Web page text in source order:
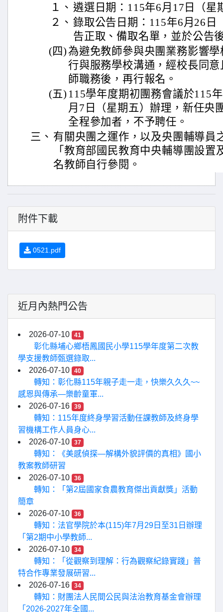
１、 遴選日期：115年6月17日（星
２、 錄取公告日期：115年6月26日
告正取、備取名單，並於公告
(四)為避免教師參與央團業務影響
行與服務學校溝通，經校長同
師職務後，再行報名。
(五) 115學年度期初團務會議於115
月7日（星期五）辦理，新任央
全程參加者，不予聘任。
三、 有關央團之運作，以及央團輔導員
「教育部國民教育中央輔導團設
名教師自行參閱。
附件下載
0521.pdf
近月內熱門公告
2026-07-10 41
彰化縣埔心鄉梧鳳國民小學115學年度第二次教
學支援教師甄選錄取...
2026-07-10
40
轉知：彰化縣115年親子走一走，快樂久久久~~
感恩與傳承—樂齡童軍...
2026-07-16
39
轉知：115年度終身學習活動任課教師及終身學
習機構工作人員身心...
2026-07-10
37
轉知：《美感偵探—解構外貌評價的真相》國小
教案教師研習
2026-07-10
36
轉知：「第2屆國家食農教育傑出貢獻獎」活動
簡章
2026-07-10
36
轉知：法官學院於本(115)年7月29日至31日辦理
「第2期中小學教師...
2026-07-10
34
轉知：「從觀察到理解：行為觀察紀錄實踐」普
特合作專業發展研習...
2026-07-16
34
轉知：財團法人民間公民與法治教育基金會辦理
「2026-2027年全國...